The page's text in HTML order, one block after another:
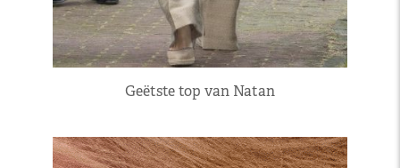
Geëtste top van Natan